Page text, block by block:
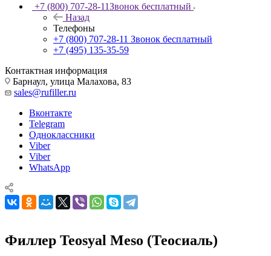
+7 (800) 707-28-11Звонок бесплатный
Назад
Телефоны
+7 (800) 707-28-11 Звонок бесплатный
+7 (495) 135-35-59
Контактная информация
Барнаул, улица Малахова, 83
sales@rufiller.ru
Вконтакте
Telegram
Одноклассники
Viber
Viber
WhatsApp
Филлер Teosyal Meso (Теосиаль)